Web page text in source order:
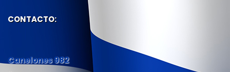
CONTACTO:
Canelones 982